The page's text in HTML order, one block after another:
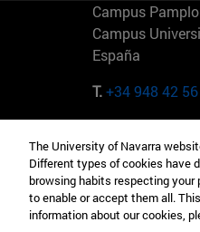
Campus
Campus
España
T.+34 948 42
Camino del
Madrid España
T.+34 912 11
The University of Navarra
Different types of cookies have
browsing habits respecting your
to enable or accept them all.
information about our cookies,